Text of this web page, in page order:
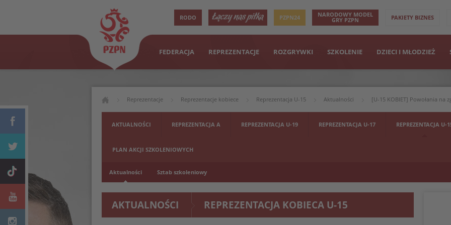
RODO PZPN24 NARODOWY MODEL
GRY PZPN PAKIETY BIZNES
FEDERACJA REPREZENTACJE ROZGRYWKI SZKOLENIE DZIECI I MŁODZIEŻ
Reprezentacje Reprezentacje kobiece Reprezentacja U-15 Aktualności [U-15 KOBIET] Powołania na
AKTUALNOŚCI REPREZENTACJA A REPREZENTACJA U-19 REPREZENTACJA U-17 REPREZENTACJA U-
PLAN AKCJI SZKOLENIOWYCH
Aktualności Sztab szkoleniowy
AKTUALNOŚCI REPREZENTACJA KOBIECA U-15